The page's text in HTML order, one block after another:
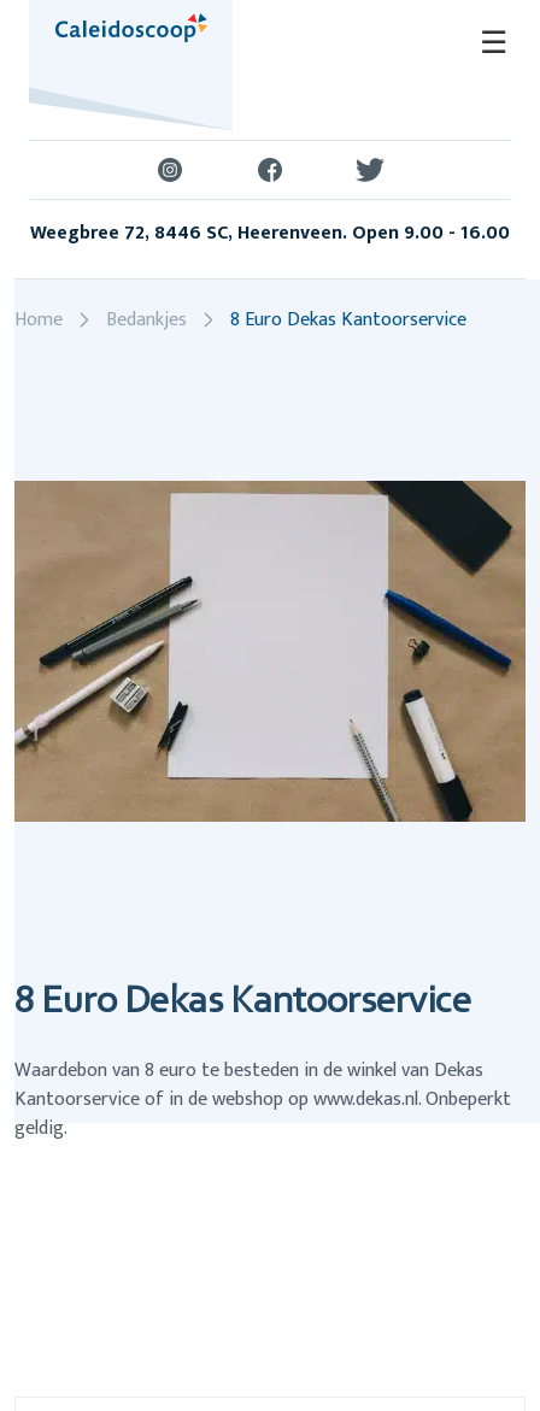
☰
Weegbree 72, 8446 SC, Heerenveen. Open 9.00 - 16.00
Home Bedankjes 8 Euro Dekas Kantoorservice
8 Euro Dekas Kantoorservice
Waardebon van 8 euro te besteden in de winkel van Dekas
Kantoorservice of in de webshop op www.dekas.nl. Onbeperkt
geldig.